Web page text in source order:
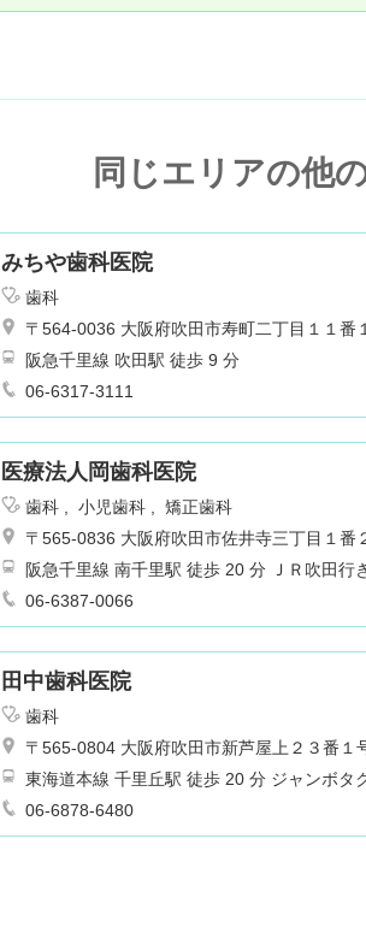
同じエリアの他
みちや歯科医院
歯科
〒564-0036 大阪府吹田市寿町二丁目１１番
阪急千里線 吹田駅 徒歩 9 分
06-6317-3111
医療法人岡歯科医院
歯科 小児歯科
矯正歯科
〒565-0836 大阪府吹田市佐井寺三丁目１番
阪急千里線 南千里駅 徒歩 20 分 ＪＲ吹田行
06-6387-0066
田中歯科医院
歯科
〒565-0804 大阪府吹田市新芦屋上２３番
東海道本線 千里丘駅 徒歩 20 分 ジャンボタ
下車徒歩５分
06-6878-6480